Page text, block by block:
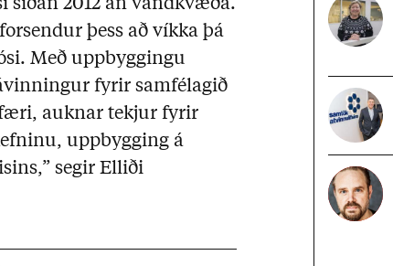
síðan 2012 án vandkvæða.
þess að víkka þá
Með uppbyggingu
fyrir samfélagið
auknar tekjur fyrir
uppbygging á
segir Elliði